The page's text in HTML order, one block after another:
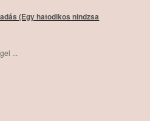
(Egy hatodikos nindzsa
...